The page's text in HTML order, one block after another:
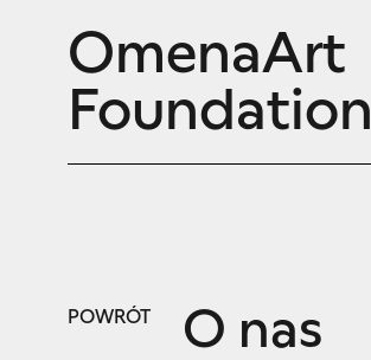
OmenaArt
Foundation
POWRÓT O nas